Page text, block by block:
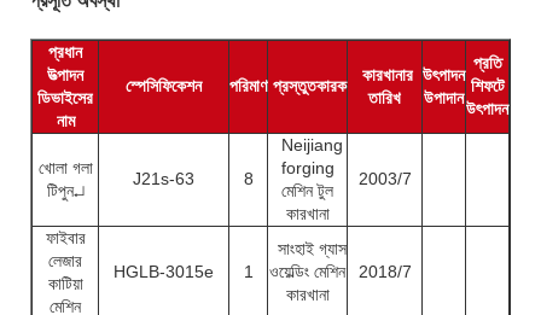
প্রধান
উত্পাদন
ডিভাইসের
নাম
স্পেসিফিকেশন পরিমাণ প্রস্তুতকারক
কারখানার
তারিখ
উৎপাদন
উপাদান
প্রতি
শিফটে
উৎপাদন
খোলা গলা
টিপুন↵
J21s-63 8
Neijiang
forging
মেশিন টুল
কারখানা
2003/7
ফাইবার
লেজার
কাটিয়া
মেশিন
HGLB-3015e 1
সাংহাই গ্যাস
ওয়েল্ডিং মেশিন
কারখানা
2018/7